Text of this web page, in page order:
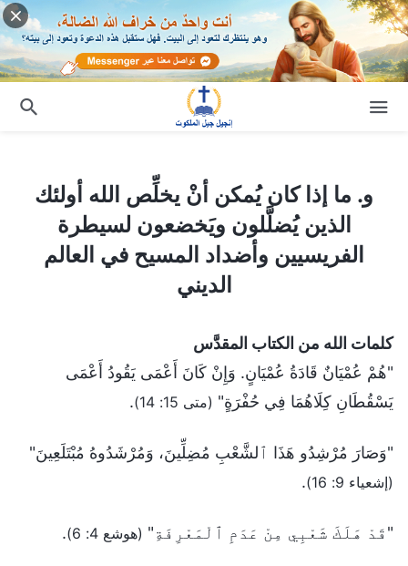
و. ما إذا كان يُمكن أنْ يخلِّص الله أولئك
الذين يُضلَّلون ويَخضعون لسيطرة
الفريسيين وأضداد المسيح في العالم
الديني
كلمات الله من الكتاب المقدَّس
"هُمْ عُمْيَانٌ قَادَةُ عُمْيَانٍ. وَإِنْ كَانَ أَعْمَى يَقُودُ أَعْمَى
يَسْقُطَانِ كِلَاهُمَا فِي حُفْرَةٍ" (متى 15: 14) .
"وَصَارَ مُرْشِدُو هَذَا ٱلشَّعْبِ مُضِلِّينَ، وَمُرْشَدُوهُ مُبْتَلَعِينَ"
(إشعياء 9: 16) .
"قَدْ هَلَكَ شَعْبِي مِنْ عَدَمِ ٱلْمَعْرِفَةِ" (هوشع 4: 6) .